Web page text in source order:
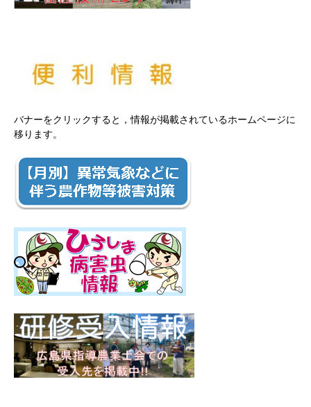
バナーをクリックすると，情報が掲載されているホームページに
移ります。